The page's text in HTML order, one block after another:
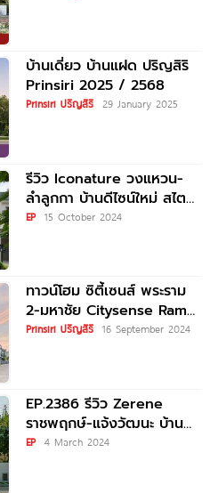
บ้านเดี่ยว บ้านแฝด ปริญสิริ
Prinsiri 2025 / 2568
Prinsiri ปริญสิริ 29 January 2025
รีวิว Iconature วงแหวน-
ลำลูกกา บ้านดีไซน์ใหม่ สไตล์
Modern English กับ
EP 15 October 2024
ทาวน์โฮม ซิตี้เซนส์ พระราม
2-มหาชัย Citysense Rama
2-Mahachai ทาวน์โฮม
Prinsiri ปริญสิริ 16 September 2024
EP.2386 รีวิว Zerene
ราชพฤกษ์-แจ้งวัฒนะ บ้าน
เดี่ยว ติดถนนราชพฤกษ์
EP 4 March 2024